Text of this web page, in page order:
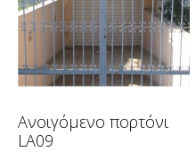
Ανοιγόμενο πορτόνι
LA09